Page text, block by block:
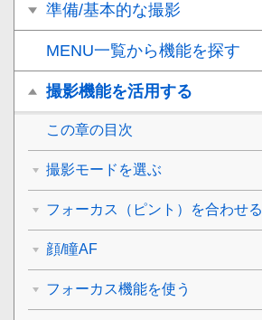
準備/基本的な撮影
MENU一覧から機能を探す
撮影機能を活用する
この章の目次
撮影モードを選ぶ
フォーカス（ピント）を合わせる
顔/瞳AF
フォーカス機能を使う